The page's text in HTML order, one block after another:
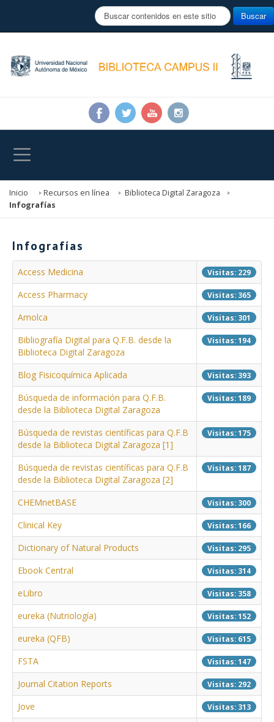
B
u
a
Buscar
Inicio Recursos en línea
Biblioteca Digital Zaragoza
Infografías
Infografías
Access Medicina Visitas: 229
Access Pharmacy Visitas: 365
Amolca Visitas: 301
Bibliografía Digital para Q.F.B. desde la
Biblioteca Digital Zaragoza
Visitas: 194
Blog Fisicoquímica Aplicada Visitas: 393
Búsqueda de información para Q.F.B.
desde la Biblioteca Digital Zaragoza
Visitas: 189
Búsqueda de revistas científicas para Q.F.B
desde la Biblioteca Digital Zaragoza [1]
Visitas: 175
Búsqueda de revistas científicas para Q.F.B
desde la Biblioteca Digital Zaragoza [2]
Visitas: 187
CHEMnetBASE Visitas: 300
Clinical Key Visitas: 166
Dictionary of Natural Products Visitas: 295
Ebook Central Visitas: 314
eLibro Visitas: 358
eureka (Nutriología) Visitas: 152
eureka (QFB) Visitas: 615
FSTA Visitas: 147
Journal Citation Reports Visitas: 292
Jove Visitas: 313